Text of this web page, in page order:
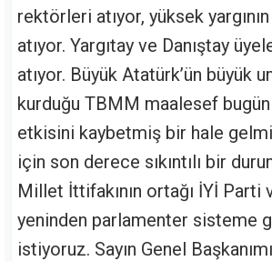
rektörleri atıyor, yüksek yargının
atıyor. Yargıtay ve Danıştay
atıyor. Büyük Atatürk’ün büyük
kurduğu TBMM maalesef
etkisini kaybetmiş bir hale
için son derece sıkıntılı bir
Millet İttifakının ortağı İYİ Parti
yeninden parlamenter sisteme
istiyoruz. Sayın Genel